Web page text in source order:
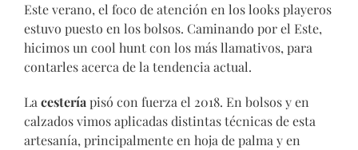
Este verano, el foco de atención en los looks playeros
estuvo puesto en los bolsos. Caminando por el Este,
hicimos un cool hunt con los más llamativos, para
contarles acerca de la tendencia actual.
La cestería pisó con fuerza el 2018. En bolsos y en
calzados vimos aplicadas distintas técnicas de esta
artesanía, principalmente en hoja de palma y en